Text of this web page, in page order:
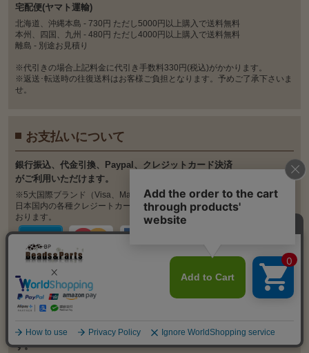
宅配便(ヤマト運輸)
北海道、沖縄本島 - 730円 ただし5000円以上購入で送料無料
本州、四国、九州 - 480円 ただし4000円以上購入で送料無料
離島 - 別途お見積り
※代引きの場合上記料金に代引き手数料330円(税込)がかかります。
※返送･転送時の往復送料はお客様ご負担となります。予めご了承下さいま
せ。
お支払いについて
銀⾏振込、代⾦引換、Paypal、クレジットカード決済
がご利⽤いただけます。
※5大国際ブランド（Visa、MasterCard、JCB、AMEX、Diners）のほか、
日本国内の各種クレジートカード会社発行のクレジットカードに対応して
おります。
発送について
弊社が取り扱っている商品は、自社の海外工場から直輸入していま
す。